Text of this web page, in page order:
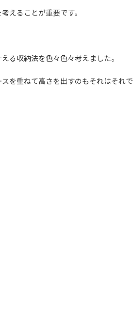
えることが重要です。
る収納法を色々色々考えました。
を重ねて高さを出すのもそれはそれで